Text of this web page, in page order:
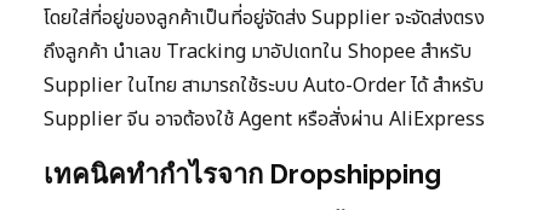
โดยใส่ที่อยู่ของลูกค้าเป็นที่อยู่จัดส่ง Supplier จะจัดส่งตรง
ถึงลูกค้า นำเลข Tracking มาอัปเดทใน Shopee สำหรับ
Supplier ในไทย สามารถใช้ระบบ Auto-Order ได้ สำหรับ
Supplier จีน อาจต้องใช้ Agent หรือสั่งผ่าน AliExpress
เทคนิคทำกำไรจาก Dropshipping